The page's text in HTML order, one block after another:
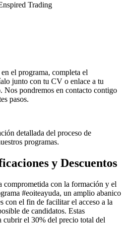
Trading
el programa, completa el
junto con tu CV o enlace a tu
pondremos en contacto contigo
pasos.
detallada del proceso de
programas.
y Descuentos
con la formación y el
#eoiteayuda, un amplio abanico
con el fin de facilitar el acceso a la
de candidatos. Estas
cubrir el 30% del precio total del